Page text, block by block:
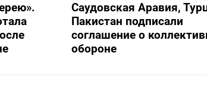
Саудовская Аравия,
Пакистан подписали
соглашение о
обороне